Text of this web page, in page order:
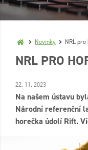
Novinky NRL
NRL PRO
22. 11. 2023
Na našem ústavu
Národní referenční
horečka údolí Rift.